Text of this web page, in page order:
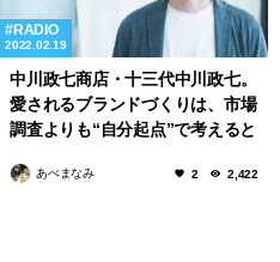
RADIO
2022.02.19
中川政七商店・十三代中川政七。
愛されるブランドづくりは、市場
調査よりも“自分起点”で考えると
あべまなみ 2 2,422